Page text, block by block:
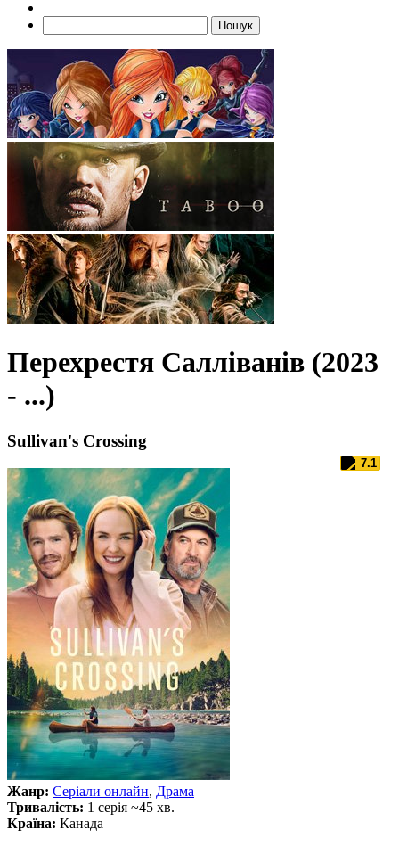
Пошук
Перехрестя Салліванів (2023
- ...)
Sullivan's Crossing
7.1
Жанр: Серіали онлайн, Драма
Тривалість: 1 серія ~45 хв.
Країна: Канада